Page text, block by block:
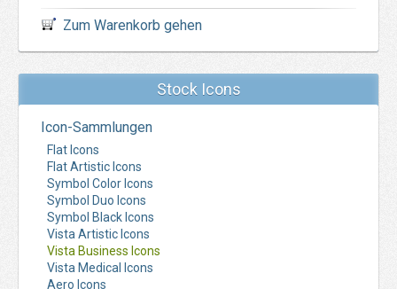
Zum Warenkorb gehen
Stock Icons
Icon-Sammlungen
Flat Icons
Flat Artistic Icons
Symbol Color Icons
Symbol Duo Icons
Symbol Black Icons
Vista Artistic Icons
Vista Business Icons
Vista Medical Icons
Aero Icons